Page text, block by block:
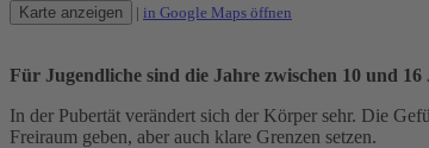
Karte anzeigen | in Google Maps öffnen
Für Jugendliche sind die Jahre zwischen 10 und
In der Pubertät verändert sich der Körper sehr. Die
Freiraum geben, aber auch klare Grenzen setzen.